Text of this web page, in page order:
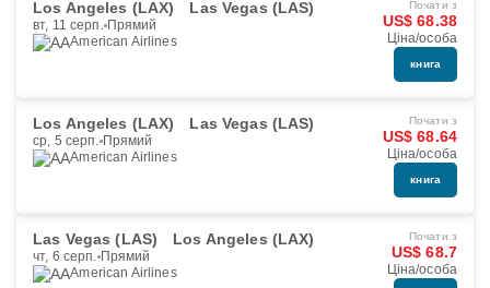
Los Angeles (LAX) Las Vegas (LAS)
вт, 11 серп. Прямий
American Airlines
Почати з
US$ 68.38
Ціна/особа
книга
Los Angeles (LAX) Las Vegas (LAS)
ср, 5 серп. Прямий
American Airlines
Почати з
US$ 68.64
Ціна/особа
книга
Las Vegas (LAS) Los Angeles (LAX)
чт, 6 серп. Прямий
American Airlines
Почати з
US$ 68.7
Ціна/особа